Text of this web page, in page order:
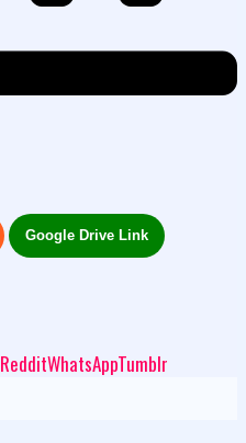
Google Drive Link
RedditWhatsAppTumblr